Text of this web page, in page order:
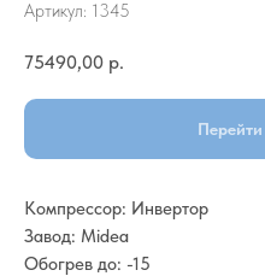
Артикул: 1345
75490,00 р.
Компрессор: Инвертор
Завод: Midea
Обогрев до: -15